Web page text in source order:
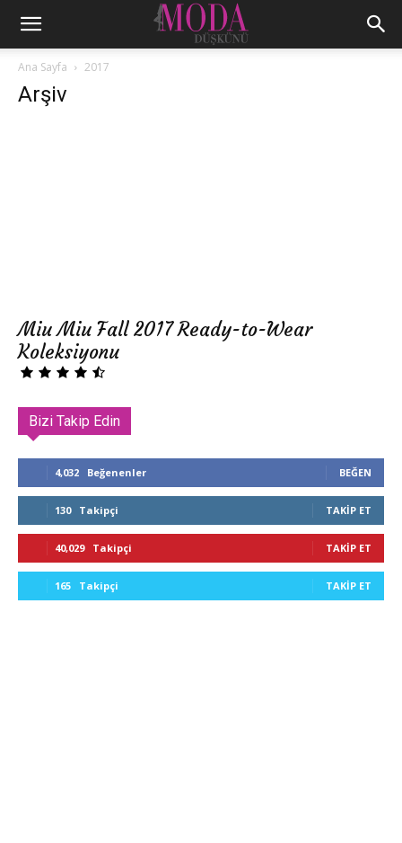
Ana Sayfa 2017
Arşiv
Miu Miu Fall 2017 Ready-to-Wear
Koleksiyonu
Bizi Takip Edin
4,032 Beğenenler BEĞEN
130 Takipçi TAKIP ET
40,029 Takipçi TAKIP ET
165 Takipçi TAKIP ET